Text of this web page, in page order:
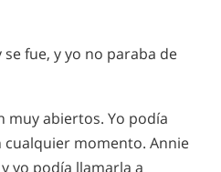
fue, y yo no paraba de
muy abiertos. Yo podía
cualquier momento. Annie
yo podía llamarla a